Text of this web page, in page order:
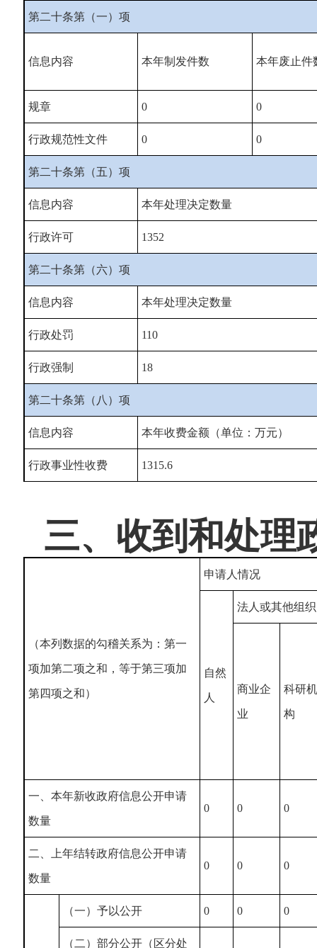
第二十条第（一）项
信息内容 本年制发件数 本年废止件
规章 0 0
行政规范性文件 0 0
第二十条第（五）项
信息内容 本年处理决定数量
行政许可 1352
第二十条第（六）项
信息内容 本年处理决定数量
行政处罚 110
行政强制 18
第二十条第（八）项
信息内容 本年收费金额（单位：万元）
行政事业性收费 1315.6
三、收到和处理
（本列数据的勾稽关系为：第一
项加第二项之和，等于第三项加
第四项之和）
申请人情况
自然
人
法人或其他组织
商业企
业
科研机
构
一、本年新收政府信息公开申请
数量
0 0 0
二、上年结转政府信息公开申请
数量
0 0 0
（一）予以公开 0 0 0
（二）部分公开（区分处